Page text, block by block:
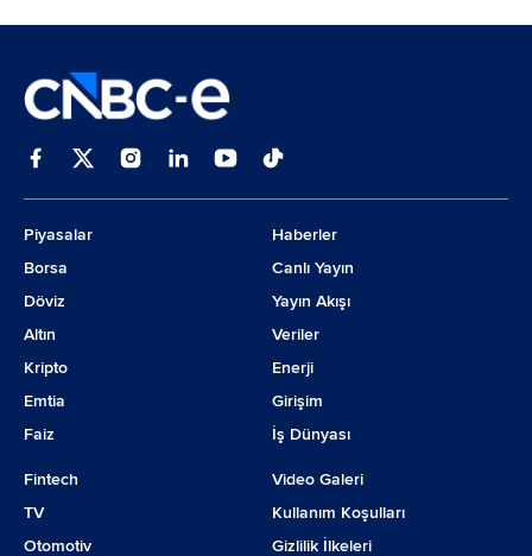
Piyasalar
Borsa
Döviz
Altın
Kripto
Emtia
Faiz
Haberler
Canlı Yayın
Yayın Akışı
Veriler
Enerji
Girişim
İş Dünyası
Fintech
TV
Otomotiv
Video Galeri
Kullanım Koşulları
Gizlilik İlkeleri